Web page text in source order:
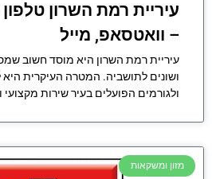
עיריית רמת השרון
– וואטסאפ, מייל
עיריית רמת השרון היא מוסד חשוב
ושונים לתושביה. המטרה העיקרית
ולגורמים הפועלים בעיר שירות מקצועי
מזון ומשקאות